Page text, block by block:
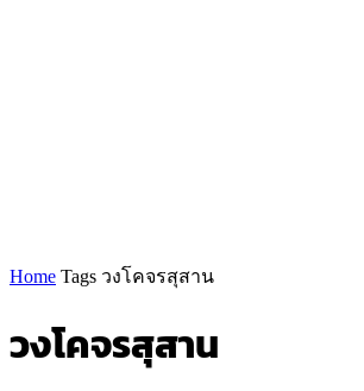
Home Tags วงโคจรสุสาน
วงโคจรสุสาน